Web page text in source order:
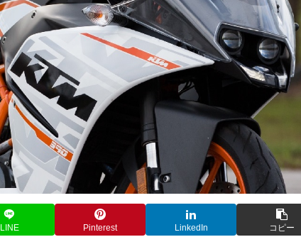
LINE Pinterest LinkedIn コピー